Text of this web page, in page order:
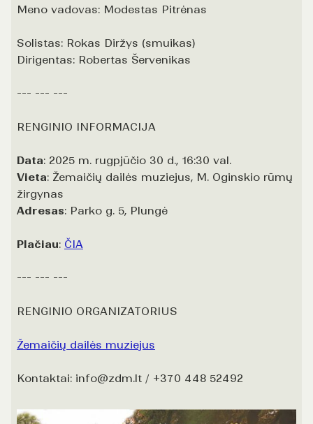
Meno vadovas: Modestas Pitrėnas
Solistas: Rokas Diržys (smuikas)
Dirigentas: Robertas Šervenikas
--- --- ---
RENGINIO INFORMACIJA
Data: 2025 m. rugpjūčio 30 d., 16:30 val.
Vieta: Žemaičių dailės muziejus, M. Oginskio rūmų
žirgynas
Adresas: Parko g. 5, Plungė
Plačiau: ČIA
--- --- ---
RENGINIO ORGANIZATORIUS
Žemaičių dailės muziejus
Kontaktai: info@zdm.lt / +370 448 52492